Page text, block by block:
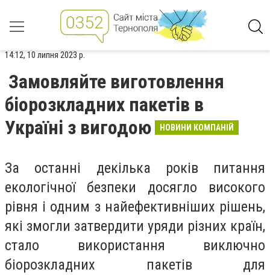
14:12, 10 липня 2023 р.
Замовляйте виготовлення
біорозкладних пакетів в
Україні з вигодою
НОВИНИ КОМПАНІЙ
За останні декілька років питання
екологічної безпеки досягло високого
рівня і одним з найефективніших рішень,
які змогли затвердити уряди різних країн,
стало використання виключно
біорозкладних пакетів для